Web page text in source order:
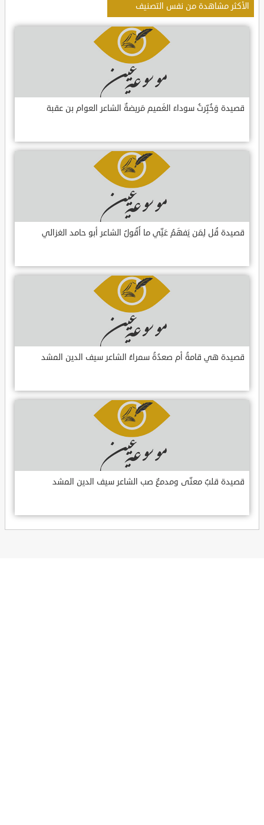
الأكثر مشاهدة من نفس التصنيف
قصيدة وَخُبِّرتُ سوداءَ الغَميم مَريضةٌ الشاعر العوام بن عقبة
قصيدة قُل لِمَن يَفهَمُ عَنِّي ما أَقُولُ الشاعر أبو حامد الغزالي
قصيدة هي قامةُ أم صعدُةُ سمراءُ الشاعر سيف الدين المشد
قصيدة قلبٌ معنّى ومدمعٌ صب الشاعر سيف الدين المشد